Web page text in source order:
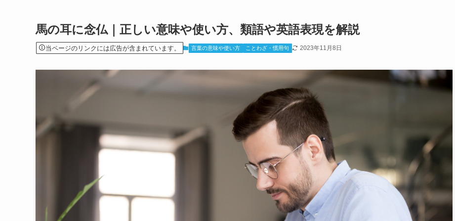
馬の耳に念仏｜正しい意味や使い方、類語や英語表現を解説
当ページのリンクには広告が含まれています。 言葉の意味や使い方 ことわざ・慣用句 2023年11月8日